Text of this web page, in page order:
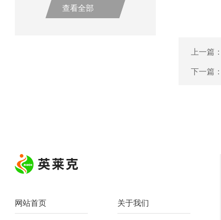
查看全部
上一篇
下一篇
网站首页 关于我们